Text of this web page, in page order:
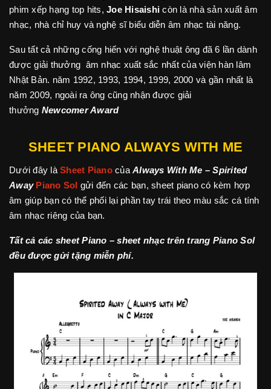
phim xếp hạng top hits, Joe Hisaishi còn là nhà sản xuất âm
nhạc, nhà chỉ huy và nghệ sĩ biểu diễn âm nhạc tài năng.
Sau tất cả những cống hiến với nghệ thuật ông đã 6 lần dành
được giải thưởng âm nhạc xuất sắc nhất của viện hàn lâm
Nhật Bản. năm 1992, 1993, 1994, 1999, 2000 và gần nhất là
năm 2009, ngoài ra ông cũng nhận được giải
thưởng Newcomer Award
SHEET PIANO ALWAYS WITH ME
Dưới đây là Sheet Pianocủa Always With Me – Spirited
Away Piano Sol gửi đến các bạn, sheet piano có kèm hợp
âm giúp bạn có thể phối lại phần tay trái theo màu sắc cá tính
âm nhạc riêng của bạn.
Tất cả các sheet Piano – sheet nhạc trên trang Piano Sol
đều được gửi tặng miễn phí.